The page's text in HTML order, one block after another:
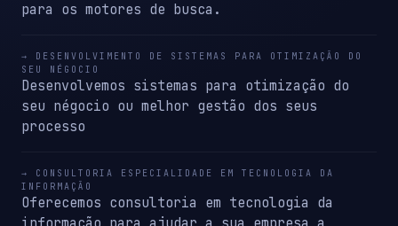
para os motores de busca.
→ DESENVOLVIMENTO DE SISTEMAS PARA OTIMIZAÇÃO DO
SEU NÉGOCIO
Desenvolvemos sistemas para otimização do
seu négocio ou melhor gestão dos seus
processo
→ CONSULTORIA ESPECIALIDADE EM TECNOLOGIA DA
INFORMAÇÃO
Oferecemos consultoria em tecnologia da